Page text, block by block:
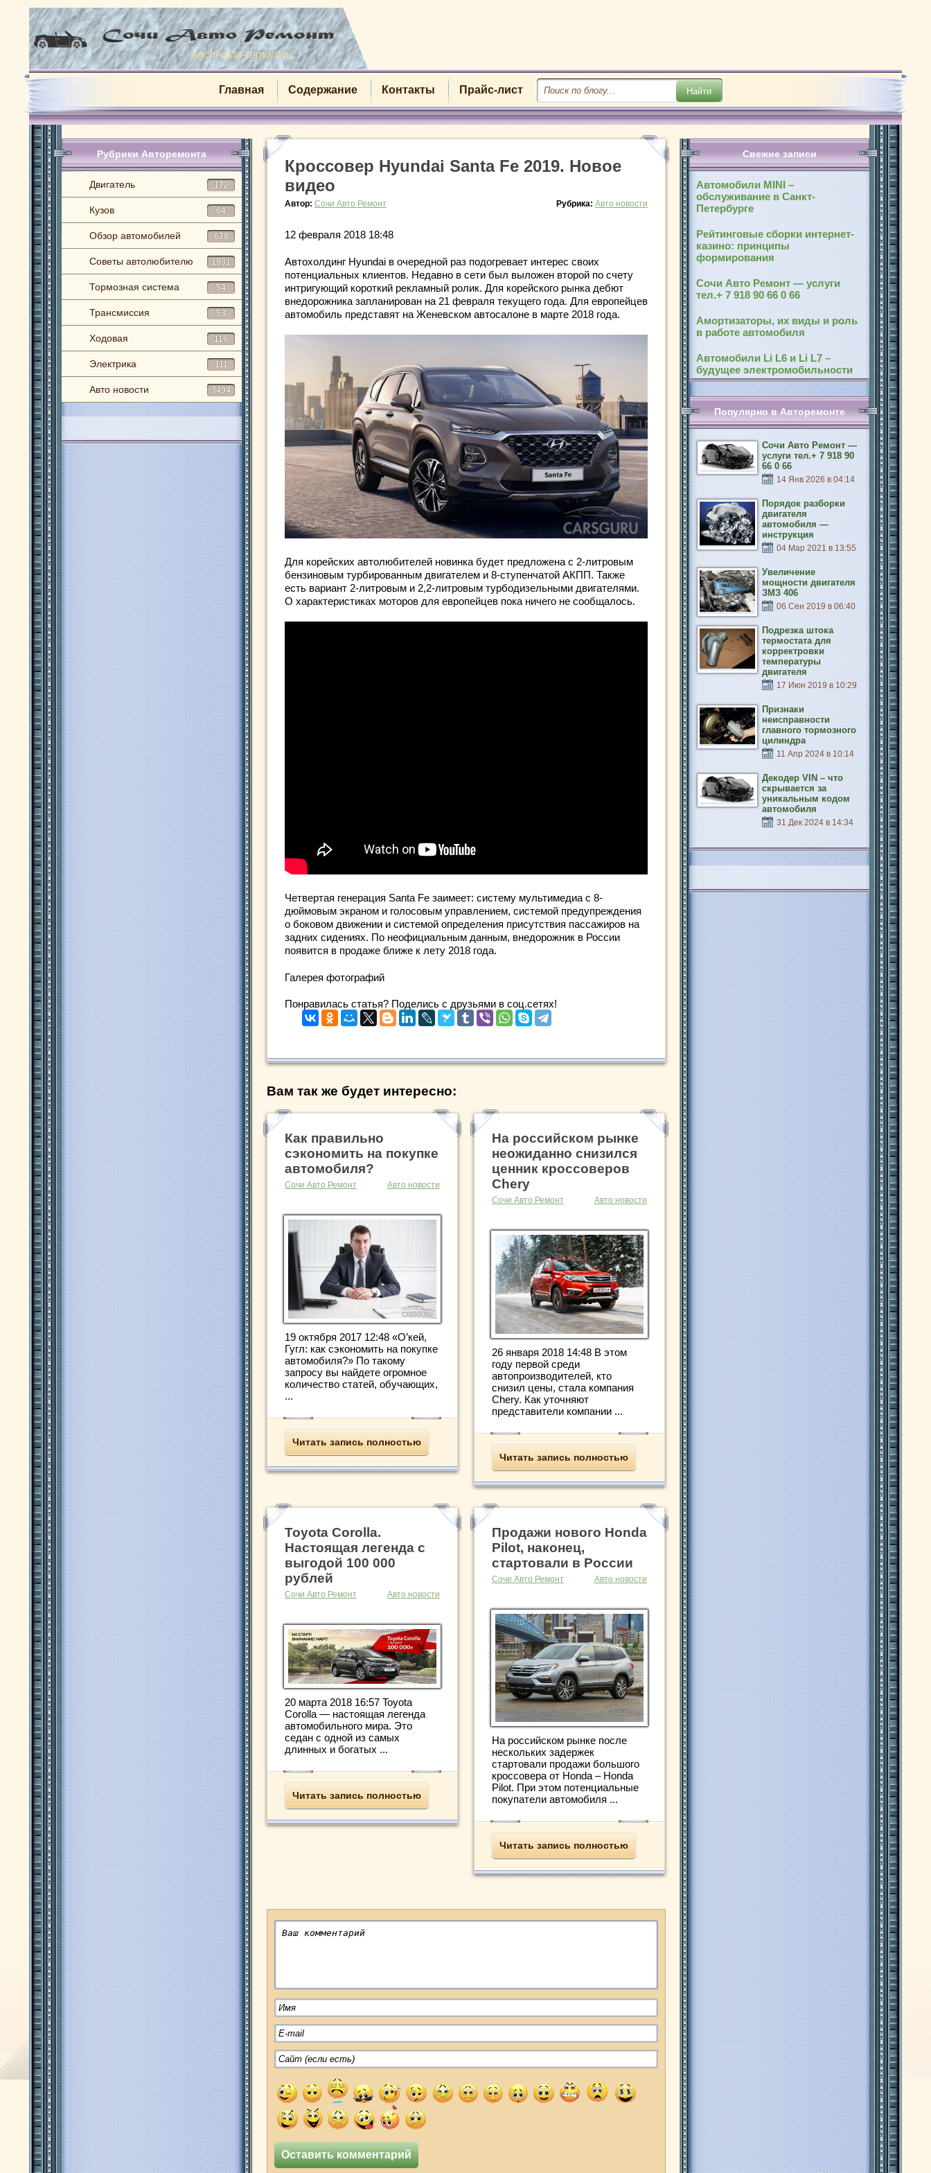
sochi-avto-remont.ru
Главная Содержание Контакты Прайс-лист
Рубрики Авторемонта
Двигатель 172
Кузов 64
Обзор автомобилей 678
Советы автолюбителю 1931
Тормозная система 54
Трансмиссия 53
Ходовая 116
Электрика 111
Авто новости 3494
Кроссовер Hyundai Santa Fe 2019. Новое
видео
Автор: Сочи Авто Ремонт Рубрика: Авто новости
12 февраля 2018 18:48
Автохолдинг Hyundai в очередной раз подогревает интерес своих
потенциальных клиентов. Недавно в сети был выложен второй по счету
интригующий короткий рекламный ролик. Для корейского рынка дебют
внедорожника запланирован на 21 февраля текущего года. Для европейцев
автомобиль представят на Женевском автосалоне в марте 2018 года.
Для корейских автолюбителей новинка будет предложена с 2-литровым
бензиновым турбированным двигателем и 8-ступенчатой АКПП. Также
есть вариант 2-литровым и 2,2-литровым турбодизельными двигателями.
О характеристиках моторов для европейцев пока ничего не сообщалось.
Четвертая генерация Santa Fe заимеет: систему мультимедиа с 8-
дюймовым экраном и голосовым управлением, системой предупреждения
о боковом движении и системой определения присутствия пассажиров на
задних сидениях. По неофициальным данным, внедорожник в России
появится в продаже ближе к лету 2018 года.
Галерея фотографий
Понравилась статья? Поделись с друзьями в соц.сетях!
Вам так же будет интересно:
Как правильно
сэкономить на покупке
автомобиля?
Сочи Авто Ремонт Авто новости
19 октября 2017 12:48 «О’кей,
Гугл: как сэкономить на покупке
автомобиля?» По такому
запросу вы найдете огромное
количество статей, обучающих,
...
Читать запись полностью
На российском рынке
неожиданно снизился
ценник кроссоверов
Chery
Сочи Авто Ремонт Авто новости
26 января 2018 14:48 В этом
году первой среди
автопроизводителей, кто
снизил цены, стала компания
Chery. Как уточняют
представители компании ...
Читать запись полностью
Toyota Corolla.
Настоящая легенда с
выгодой 100 000
рублей
Сочи Авто Ремонт Авто новости
20 марта 2018 16:57 Toyota
Corolla — настоящая легенда
автомобильного мира. Это
седан с одной из самых
длинных и богатых ...
Читать запись полностью
Продажи нового Honda
Pilot, наконец,
стартовали в России
Сочи Авто Ремонт Авто новости
На российском рынке после
нескольких задержек
стартовали продажи большого
кроссовера от Honda – Honda
Pilot. При этом потенциальные
покупатели автомобиля ...
Читать запись полностью
Свежие записи
Автомобили MINI –
обслуживание в Санкт-
Петербурге
Рейтинговые сборки интернет-
казино: принципы
формирования
Сочи Авто Ремонт — услуги
тел.+ 7 918 90 66 0 66
Амортизаторы, их виды и роль
в работе автомобиля
Автомобили Li L6 и Li L7 –
будущее электромобильности
Популярно в Авторемонте
Сочи Авто Ремонт —
услуги тел.+ 7 918 90
66 0 66
14 Янв 2026 в 04:14
Порядок разборки
двигателя
автомобиля —
инструкция
04 Мар 2021 в 13:55
Увеличение
мощности двигателя
ЗМЗ 406
06 Сен 2019 в 06:40
Подрезка штока
термостата для
корректровки
температуры
двигателя
17 Июн 2019 в 10:29
Признаки
неисправности
главного тормозного
цилиндра
11 Апр 2024 в 10:14
Декодер VIN – что
скрывается за
уникальным кодом
автомобиля
31 Дек 2024 в 14:34